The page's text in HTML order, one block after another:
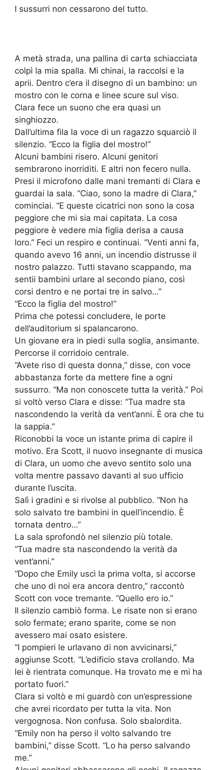
I sussurri non cessarono del tutto.
A metà strada, una pallina di carta schiacciata
colpì la mia spalla. Mi chinai, la raccolsi e la
aprii. Dentro c’era il disegno di un bambino: un
mostro con le corna e linee scure sul viso.
Clara fece un suono che era quasi un
singhiozzo.
Dall’ultima fila la voce di un ragazzo squarciò il
silenzio. “Ecco la figlia del mostro!”
Alcuni bambini risero. Alcuni genitori
sembrarono inorriditi. E altri non fecero nulla.
Presi il microfono dalle mani tremanti di Clara e
guardai la sala. “Ciao, sono la madre di Clara,”
cominciai. “E queste cicatrici non sono la cosa
peggiore che mi sia mai capitata. La cosa
peggiore è vedere mia figlia derisa a causa
loro.” Feci un respiro e continuai. “Venti anni fa,
quando avevo 16 anni, un incendio distrusse il
nostro palazzo. Tutti stavano scappando, ma
sentii bambini urlare al secondo piano, così
corsi dentro e ne portai tre in salvo…”
“Ecco la figlia del mostro!”
Prima che potessi concludere, le porte
dell’auditorium si spalancarono.
Un giovane era in piedi sulla soglia, ansimante.
Percorse il corridoio centrale.
“Avete riso di questa donna,” disse, con voce
abbastanza forte da mettere fine a ogni
sussurro. “Ma non conoscete tutta la verità.” Poi
si voltò verso Clara e disse: “Tua madre sta
nascondendo la verità da vent’anni. È ora che tu
la sappia.”
Riconobbi la voce un istante prima di capire il
motivo. Era Scott, il nuovo insegnante di musica
di Clara, un uomo che avevo sentito solo una
volta mentre passavo davanti al suo ufficio
durante l’uscita.
Salì i gradini e si rivolse al pubblico. “Non ha
solo salvato tre bambini in quell’incendio. È
tornata dentro…”
La sala sprofondò nel silenzio più totale.
“Tua madre sta nascondendo la verità da
vent’anni.”
“Dopo che Emily uscì la prima volta, si accorse
che uno di noi era ancora dentro,” raccontò
Scott con voce tremante. “Quello ero io.”
Il silenzio cambiò forma. Le risate non si erano
solo fermate; erano sparite, come se non
avessero mai osato esistere.
“I pompieri le urlavano di non avvicinarsi,”
aggiunse Scott. “L’edificio stava crollando. Ma
lei è rientrata comunque. Ha trovato me e mi ha
portato fuori.”
Clara si voltò e mi guardò con un’espressione
che avrei ricordato per tutta la vita. Non
vergognosa. Non confusa. Solo sbalordita.
“Emily non ha perso il volto salvando tre
bambini,” disse Scott. “Lo ha perso salvando
me.”